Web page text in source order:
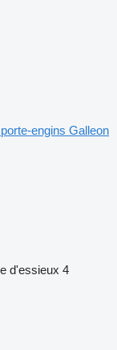
engins Galleon
d'essieux 4